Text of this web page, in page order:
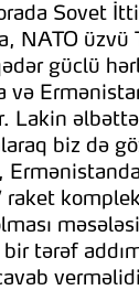
Sovet
NATO üzvü
güclü
və
Lakin
biz də
raket
tərəf